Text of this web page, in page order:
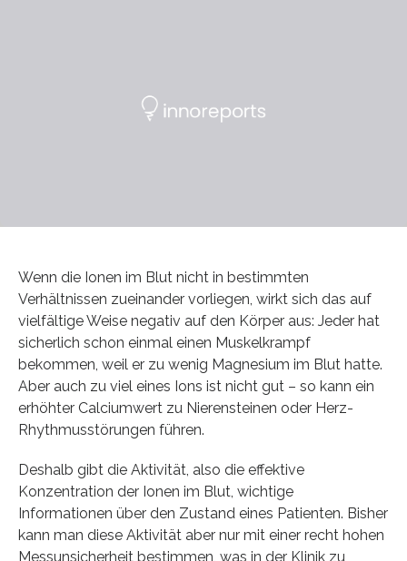
Wenn die Ionen im Blut nicht in bestimmten
Verhältnissen zueinander vorliegen, wirkt sich das auf
vielfältige Weise negativ auf den Körper aus: Jeder hat
sicherlich schon einmal einen Muskelkrampf
bekommen, weil er zu wenig Magnesium im Blut hatte.
Aber auch zu viel eines Ions ist nicht gut – so kann ein
erhöhter Calciumwert zu Nierensteinen oder Herz-
Rhythmusstörungen führen.
Deshalb gibt die Aktivität, also die effektive
Konzentration der Ionen im Blut, wichtige
Informationen über den Zustand eines Patienten. Bisher
kann man diese Aktivität aber nur mit einer recht hohen
Messunsicherheit bestimmen, was in der Klinik zu